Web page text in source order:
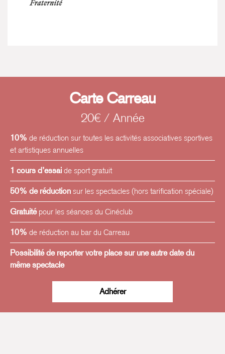
Carte Carreau
20€ / Année
10% de réduction sur toutes les activités associatives sportives
et artistiques annuelles
1 cours d’essai de sport gratuit
50% de réduction sur les spectacles (hors tarification spéciale)
Gratuitépour les séances du Cinéclub
10% de réduction au bar du Carreau
Possibilité de reporter votre place sur une autre date du
même spectacle
Adhérer